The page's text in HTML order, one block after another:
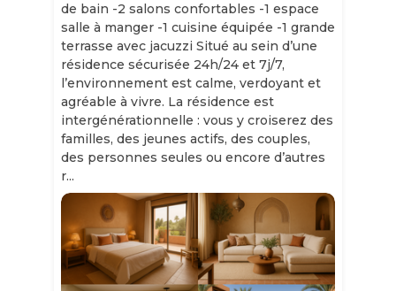
de bain -2 salons confortables -1 espace
salle à manger -1 cuisine équipée -1 grande
terrasse avec jacuzzi Situé au sein d’une
résidence sécurisée 24h/24 et 7j/7,
l’environnement est calme, verdoyant et
agréable à vivre. La résidence est
intergénérationnelle : vous y croiserez des
familles, des jeunes actifs, des couples,
des personnes seules ou encore d’autres
r...
Slide 1 of 11